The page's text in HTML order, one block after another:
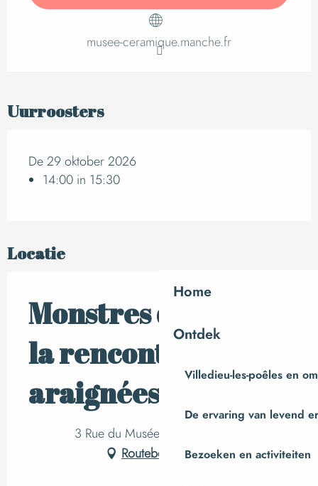
Home
Ontdek
Villedieu-les-poêles en
De ervaring van levend
Bezoeken en activiteiten
musee-ceramique.manche.fr
Uurroosters
De 29 oktober 2026
14:00 in 15:30
Locatie
Monstres d'argile, à
la rencontre des
araignées
3 Rue du Musée Le Placître, Ger
Routebeschrijving